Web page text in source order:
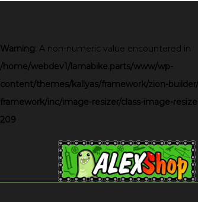
Warning: A non-numeric value encountered in
/home/webdev1/lamabike.parts/www/wp-
content/themes/kallyas/framework/zion-
framework/inc/image-resizer/class-image-
209